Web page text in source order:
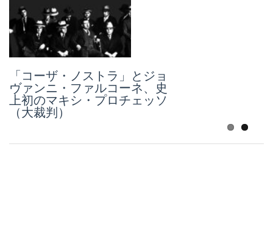
1992〜93年「コーザ・ノスト
ラ」連続重大事件Ⅲ：フィレ
ンツェ、ミラノ、ローマに拡
大した攻撃
「コーザ・ノストラ」とジョ
ヴァンニ・ファルコーネ、史
上初のマキシ・プロチェッソ
（大裁判）